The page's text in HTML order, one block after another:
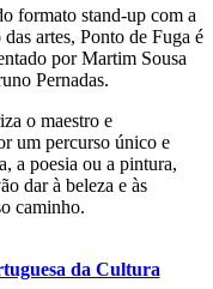
formato stand-up com a
artes, Ponto de Fuga é
por Martim Sousa
Pernadas.
o maestro e
um percurso único e
a poesia ou a pintura,
dar à beleza e às
caminho.
da Cultura